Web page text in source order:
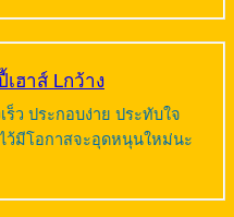
ฮาส์ Lกว้าง
ว ประกอบง่าย ประทับใจ
ว้มีโอกาสจะอุดหนุนใหม่นะ